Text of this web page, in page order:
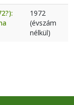
1972
(évszám
nélkül)